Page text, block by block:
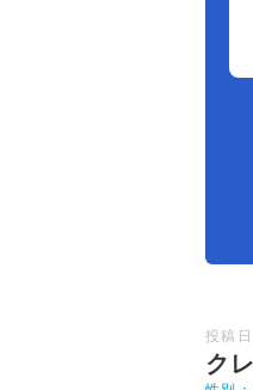
投稿
ク